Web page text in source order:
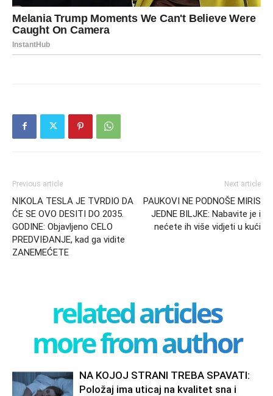
Previous article
NIKOLA TESLA JE TVRDIO DA
ĆE SE OVO DESITI DO 2035.
GODINE: Objavljeno CELO
PREDVIĐANJE, kad ga vidite
ZANEMEĆETE
Next article
PAUKOVI NE PODNOŠE MIRIS
JEDNE BILJKE: Nabavite je i
nećete ih više vidjeti u kući
related articles
more from author
NA KOJOJ STRANI TREBA SPAVATI:
Položaj ima uticaj na kvalitet sna i